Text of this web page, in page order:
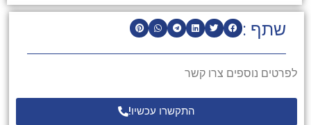
שתף :
לפרטים נוספים צרו קשר
התקשרו עכשיו!